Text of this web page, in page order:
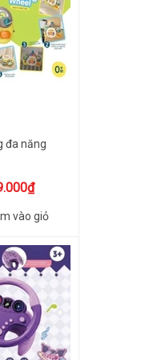
đa năng
vào giỏ